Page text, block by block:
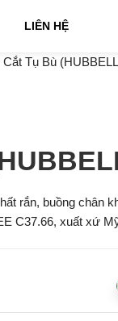
LIÊN HỆ
Cắt Tụ Bù
rắn, buồng chân
C37.66, xuất xứ